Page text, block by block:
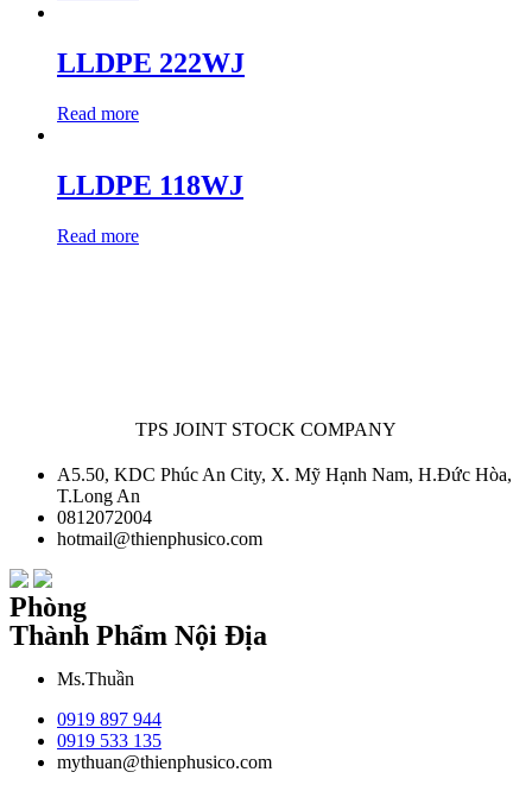
LLDPE 222WJ
Read more
LLDPE 118WJ
Read more
TPS JOINT STOCK COMPANY
A5.50, KDC Phúc An City, X. Mỹ Hạnh Nam, H.Đức Hòa,
T.Long An
0812072004
hotmail@thienphusico.com
Phòng
Thành Phẩm Nội Địa
Ms.Thuần
0919 897 944
0919 533 135
mythuan@thienphusico.com